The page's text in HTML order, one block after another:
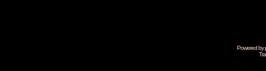
Powered by